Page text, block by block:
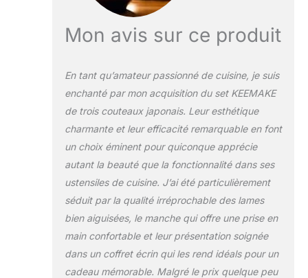
meilleures coupes,
démontré dans cet
set couteau cuisine
SANMEIHO. Des
artisans qualifiés
ont forgé la lame en
acier poudré à 2,2
mm d'épaisseur,
puis ont affûté le
bord à un angle de
coupe de 12° des
deux côtés, ce qui
rend la lame
tranchante comme
un rasoir et coupe
la viande, les
Mon avis sur ce produit
En tant qu’amateur passionné de cuisine, je suis
enchanté par mon acquisition du set KEEMAKE
de trois couteaux japonais. Leur esthétique
charmante et leur efficacité remarquable en font
un choix éminent pour quiconque apprécie
autant la beauté que la fonctionnalité dans ses
ustensiles de cuisine. J’ai été particulièrement
séduit par la qualité irréprochable des lames
bien aiguisées, le manche qui offre une prise en
main confortable et leur présentation soignée
dans un coffret écrin qui les rend idéals pour un
cadeau mémorable. Malgré le prix quelque peu